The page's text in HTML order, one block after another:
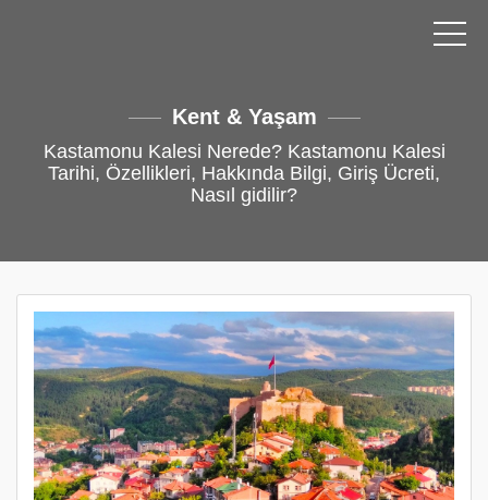
Kent & Yaşam
Kastamonu Kalesi Nerede? Kastamonu Kalesi
Tarihi, Özellikleri, Hakkında Bilgi, Giriş Ücreti,
Nasıl gidilir?